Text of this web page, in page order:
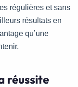
régulières et sans
résultats en
qu’une
réussite